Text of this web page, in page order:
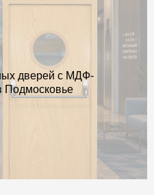
дверей с МДФ-
Подмосковье